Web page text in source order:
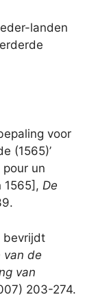
landen
voor
(1565)’
un
1565], De
bevrijdt
van de
van
203-274.